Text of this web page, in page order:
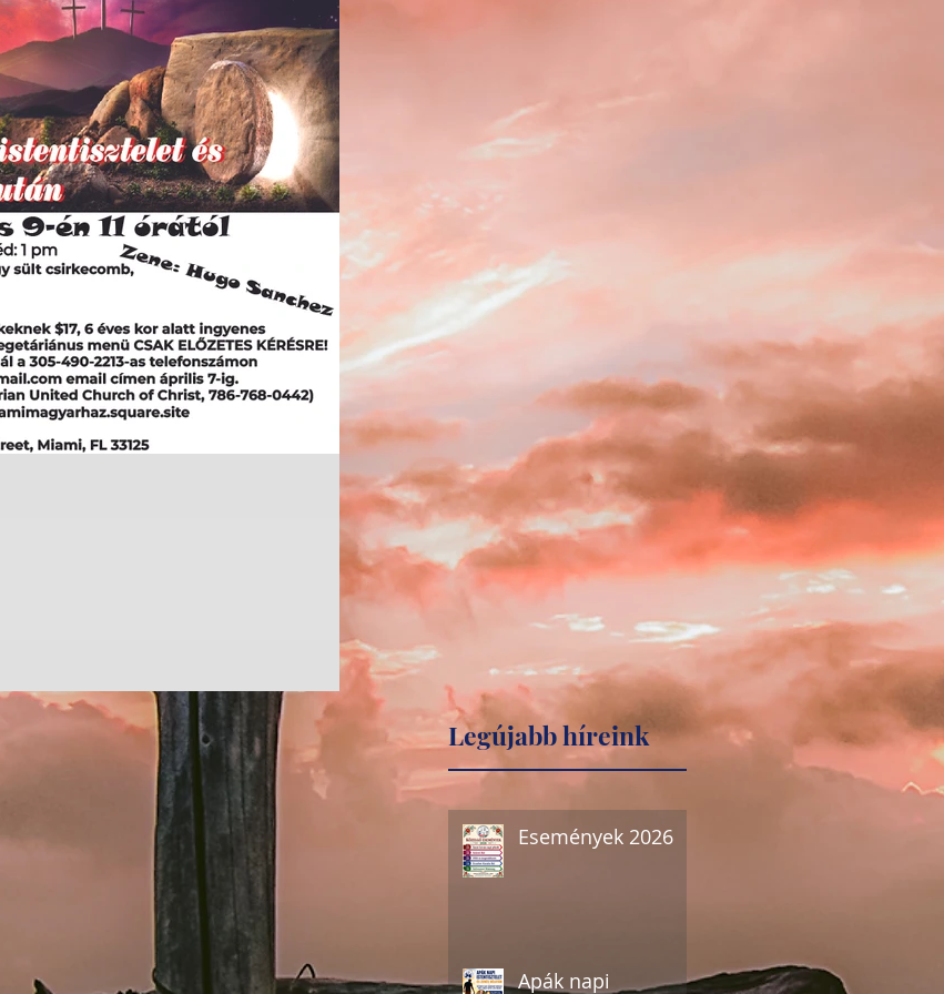
Legújabb híreink
Események 2026
Apák napi